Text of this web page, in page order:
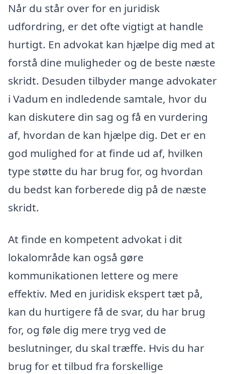
Når du står over for en juridisk
udfordring, er det ofte vigtigt at handle
hurtigt. En advokat kan hjælpe dig med at
forstå dine muligheder og de beste næste
skridt. Desuden tilbyder mange advokater
i Vadum en indledende samtale, hvor du
kan diskutere din sag og få en vurdering
af, hvordan de kan hjælpe dig. Det er en
god mulighed for at finde ud af, hvilken
type støtte du har brug for, og hvordan
du bedst kan forberede dig på de næste
skridt.
At finde en kompetent advokat i dit
lokalområde kan også gøre
kommunikationen lettere og mere
effektiv. Med en juridisk ekspert tæt på,
kan du hurtigere få de svar, du har brug
for, og føle dig mere tryg ved de
beslutninger, du skal træffe. Hvis du har
brug for et tilbud fra forskellige